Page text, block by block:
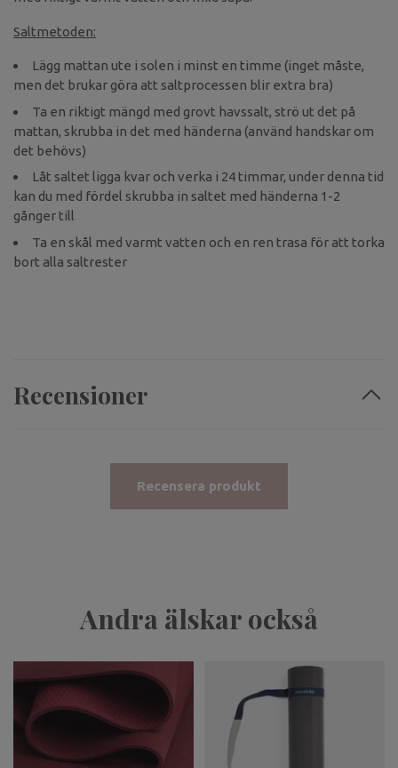
Saltmetoden:
Lägg mattan ute i solen i minst en timme (inget måste,
men det brukar göra att saltprocessen blir extra bra)
Ta en riktigt mängd med grovt havssalt, strö ut det på
mattan, skrubba in det med händerna (använd handskar om
det behövs)
Låt saltet ligga kvar och verka i 24 timmar, under denna tid
kan du med fördel skrubba in saltet med händerna 1-2
gånger till
Ta en skål med varmt vatten och en ren trasa för att torka
bort alla saltrester
Recensioner
Recensera produkt
Andra älskar också